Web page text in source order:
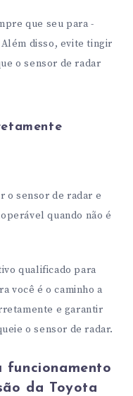
que seu para -
disso, evite tingir
o sensor de radar
o sensor de radar e
quando não é
qualificado para
você é o caminho a
e garantir
o sensor de radar.
funcionamento
da Toyota